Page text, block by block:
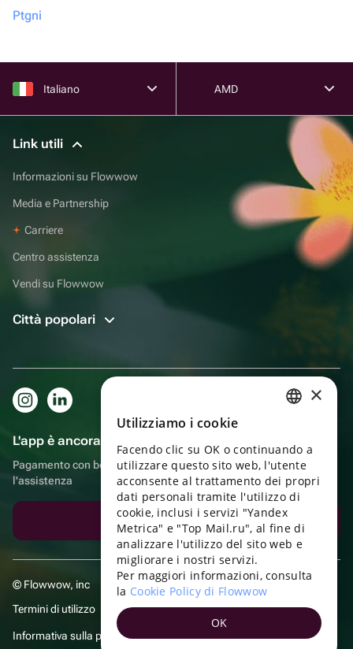
Ptgni
Italiano AMD
Link utili
Informazioni su Flowwow
Media e Partnership
Carriere
Centro assistenza
Vendi su Flowwow
Città popolari
L'app è ancora più comoda!
Pagamento con bonus, autoconsegna, comoda chat con
l'assistenza
Scarica l'app
© Flowwow, inc
Termini di utilizzo
Informativa sulla privacy
ENGLISH
UKRAINIAN
PORTUGUESE
SPANISH
TURKISH
×
Utilizziamo i cookie
Facendo clic su OK o continuando a
utilizzare questo sito web, l'utente
acconsente al trattamento dei propri
dati personali tramite l'utilizzo di
cookie, inclusi i servizi "Yandex
Metrica" e "Top Mail.ru", al fine di
analizzare l'utilizzo del sito web e
migliorare i nostri servizi.
Per maggiori informazioni, consulta
la Cookie Policy di Flowwow
OK